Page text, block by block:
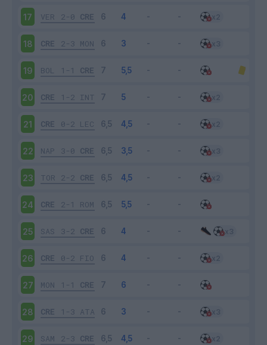
17 VER 2-0 CRE
18 CRE 2-3 MON
19 BOL 1-1 CRE
20 CRE 1-2 INT
21 CRE 0-2 LEC
22 NAP 3-0 CRE
23 TOR 2-2 CRE
24 CRE 2-1 ROM
25 SAS 3-2 CRE
26 CRE 0-2 FIO
27 MON 1-1 CRE
28 CRE 1-3 ATA
29 SAM 2-3 CRE